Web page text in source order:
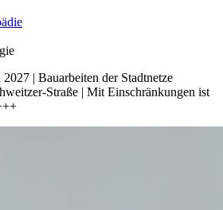
| Bauarbeiten der Stadtnetze
Straße | Mit Einschränkungen ist